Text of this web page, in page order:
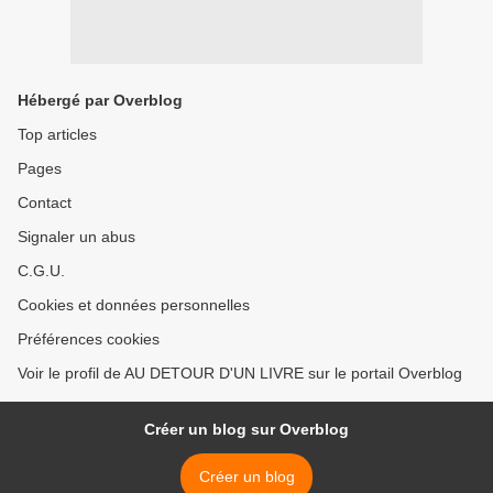
Hébergé par Overblog
Top articles
Pages
Contact
Signaler un abus
C.G.U.
Cookies et données personnelles
Préférences cookies
Voir le profil de AU DETOUR D'UN LIVRE sur le portail Overblog
Créer un blog sur Overblog
Créer un blog